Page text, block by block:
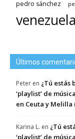
pedro sánchez
venezuela
Últimos
Peter en ¿Tú estás
‘playlist’ de
en Ceuta y Melilla
Karina L. en ¿Tú
‘playlist’ de